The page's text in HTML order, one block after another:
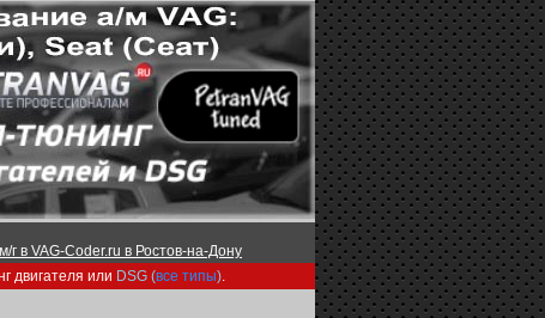
в VAG-Coder.ru в Ростов-на-Дону
двигателя или DSG (все типы).